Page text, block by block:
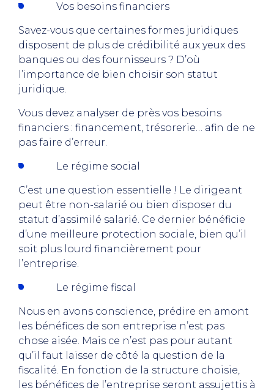
Vos besoins financiers
Savez-vous que certaines formes juridiques
disposent de plus de crédibilité aux yeux des
banques ou des fournisseurs ? D’où
l’importance de bien choisir son statut
juridique.
Vous devez analyser de près vos besoins
financiers : financement, trésorerie… afin de ne
pas faire d’erreur.
Le régime social
C’est une question essentielle ! Le dirigeant
peut être non-salarié ou bien disposer du
statut d’assimilé salarié. Ce dernier bénéficie
d’une meilleure protection sociale, bien qu’il
soit plus lourd financièrement pour
l’entreprise.
Le régime fiscal
Nous en avons conscience, prédire en amont
les bénéfices de son entreprise n’est pas
chose aisée. Mais ce n’est pas pour autant
qu’il faut laisser de côté la question de la
fiscalité. En fonction de la structure choisie,
les bénéfices de l’entreprise seront assujettis à